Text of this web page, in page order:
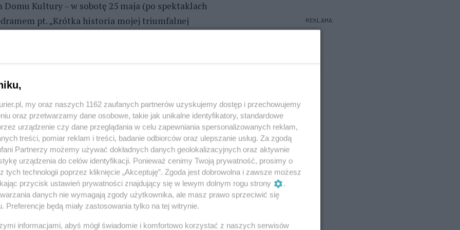
Kultury – w sobotę 25 maja (po spektaklach
pt. „Krótka historia mojej triumfalnej
Teatru Uckermärkische Bühnen w Schwedt.
które powstało w kooperacji z Teatrem
REKLAMA
zostały na scenie, blisko bohatera
niejako wymusiła towarzyszenie
się M. Kuczyński) w jego życiowej wędrówce.
bohater – syn polskiej matki i niemieckiego ojca –
przerastającymi siły i możliwości
nie szczędzili pochwał twórcom spektaklu,
REKLAMA
my oraz naszych 1162 zaufanych partnerów uzyskujemy dostęp i przechowujemy
oraz przetwarzamy dane osobowe, takie jak unikalne identyfikatory, standardowe
urządzenie czy dane przeglądania w celu zapewniania spersonalizowanych reklam,
treści, pomiar reklam i treści, badanie odbiorców oraz ulepszanie usług. Za zgodą
Partnerzy możemy używać dokładnych danych geolokalizacyjnych oraz aktywnie
urządzenia do celów identyfikacji. Ponieważ cenimy Twoją prywatność, prosimy o
tych technologii poprzez kliknięcie „Akceptuję”. Zgoda jest dobrowolna i zawsze możesz
przycisk ustawień prywatności znajdujący się w lewym dolnym rogu strony
.
danych nie wymagają zgody użytkownika, ale masz prawo sprzeciwić się
Preferencje będą miały zastosowania tylko na tej witrynie.
informacjami, abyś mógł świadomie i komfortowo korzystać z naszych serwisów